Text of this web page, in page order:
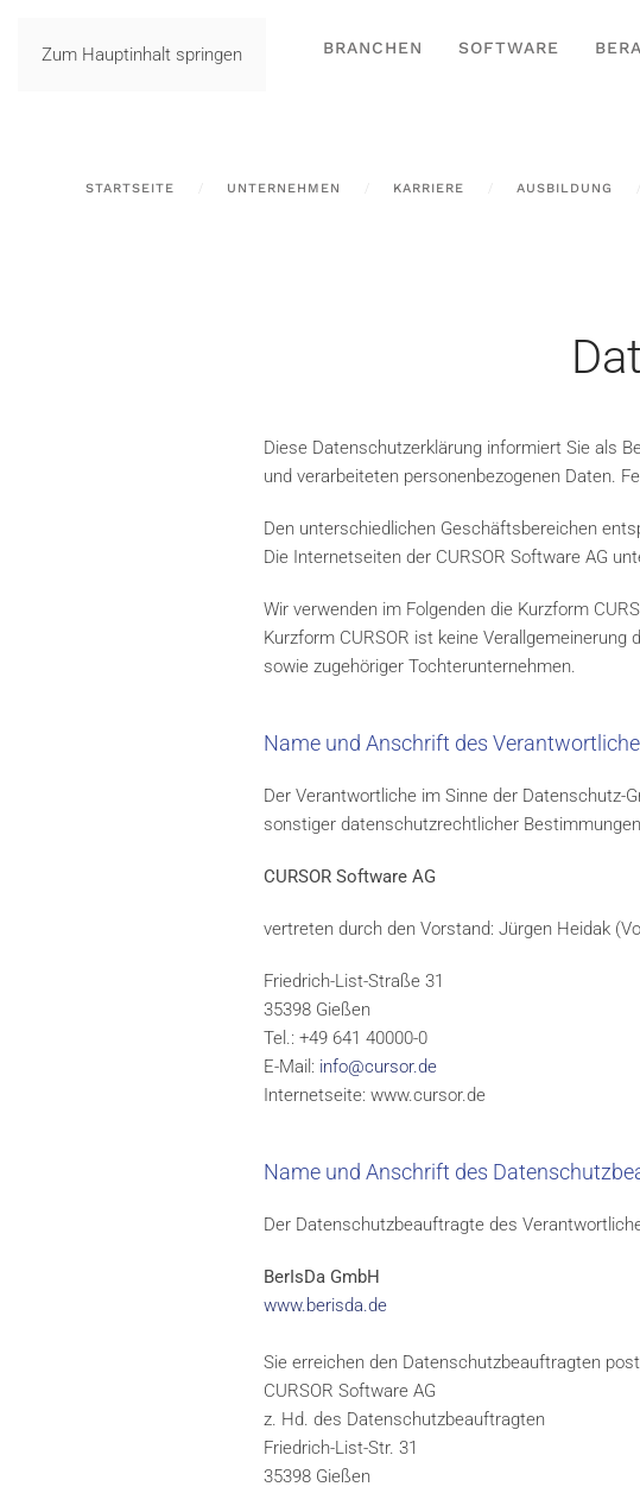
Zum Hauptinhalt springen BRANCHEN SOFTWARE
STARTSEITE UNTERNEHMEN KARRIERE AUSBILDUNG
Diese Datenschutzerklärung informiert Sie als
und verarbeiteten personenbezogenen Daten.
Den unterschiedlichen Geschäftsbereichen
Die Internetseiten der CURSOR Software AG
Wir verwenden im Folgenden die Kurzform
Kurzform CURSOR ist keine
sowie zugehöriger Tochterunternehmen.
Name und Anschrift des
Der Verantwortliche im Sinne der Datenschutz-
sonstiger datenschutzrechtlicher
CURSOR Software AG
vertreten durch den Vorstand: Jürgen Heidak
Friedrich-List-Straße 31
35398 Gießen
Tel.: +49 641 40000-0
E-Mail: info@cursor.de
Internetseite: www.cursor.de
Name und Anschrift des
Der Datenschutzbeauftragte des
BerIsDa GmbH
www.berisda.de
Sie erreichen den Datenschutzbeauftragten
CURSOR Software AG
z. Hd. des Datenschutzbeauftragten
Friedrich-List-Str. 31
35398 Gießen